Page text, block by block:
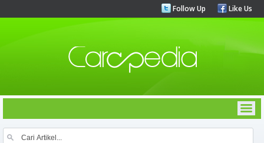
Follow Up Like Us